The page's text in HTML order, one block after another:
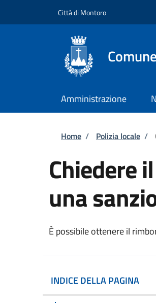
Città di Montoro
Amministrazione
Briciole di
Home / Polizia locale /
Chiedere
una
È possibile ottenere il
INDICE DELLA PAGINA